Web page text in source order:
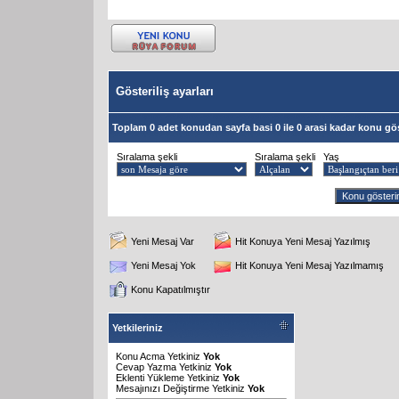
Gösteriliş ayarları
Toplam 0 adet konudan sayfa basi 0 ile 0 arasi kadar konu
Sıralama şekli Sıralama şekli Yaş
Yeni Mesaj Var Hit Konuya Yeni Mesaj Yazılmış
Yeni Mesaj Yok Hit Konuya Yeni Mesaj Yazılmamış
Konu Kapatılmıştır
Yetkileriniz
Konu Acma Yetkiniz Yok
Cevap Yazma Yetkiniz Yok
Eklenti Yükleme Yetkiniz Yok
Mesajınızı Değiştirme Yetkiniz Yok